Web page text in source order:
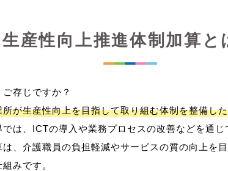
生産性向上推進体制加算と
存じですか？
が生産性向上を目指して取り組む体制を整備し
は、ICTの導入や業務プロセスの改善などを通
、介護職員の負担軽減やサービスの質の向上を
みです。